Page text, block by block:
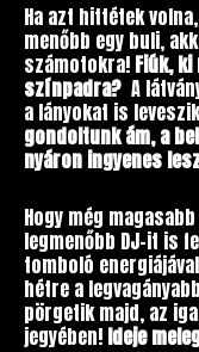
Ha azt hittétek
menőbb egy buli,
számotokra! Fiúk,
színpadra? A
a lányokat is
gondoltunk ám, a
nyáron ingyenes
Hogy még
legmenőbb DJ-it is
tomboló
hétre a legvagányabb
pörgetik majd, az
jegyében! Ideje